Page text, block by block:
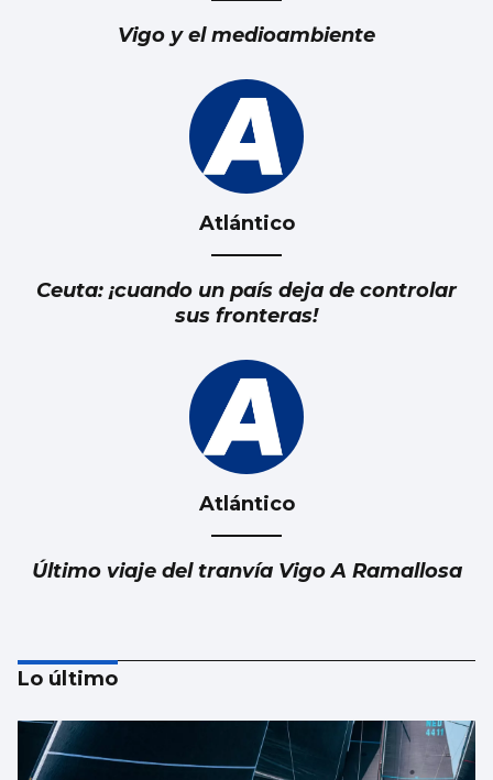
Vigo y el medioambiente
Atlántico
Ceuta: ¡cuando un país deja de controlar
sus fronteras!
Atlántico
Último viaje del tranvía Vigo A Ramallosa
Atlántico
Lo último